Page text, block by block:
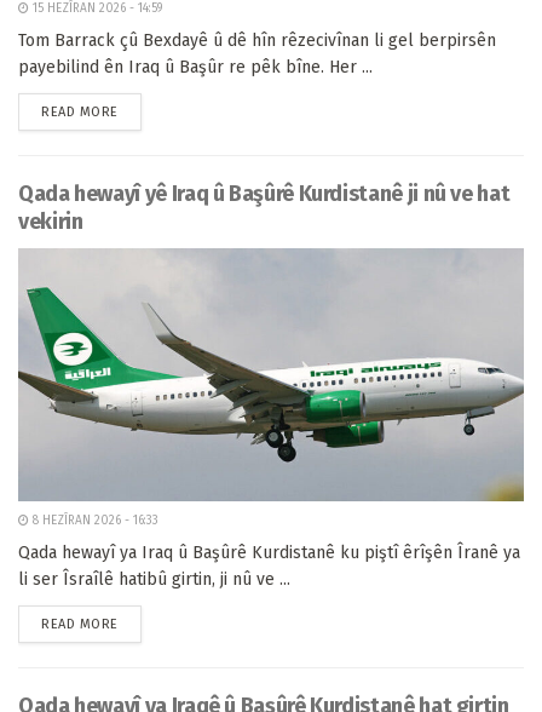
15 HEZÎRAN 2026 - 14:59
Tom Barrack çû Bexdayê û dê hîn rêzecivînan li gel berpirsên
payebilind ên Iraq û Başûr re pêk bîne. Her ...
READ MORE
Qada hewayî yê Iraq û Başûrê Kurdistanê ji nû ve hat
vekirin
8 HEZÎRAN 2026 - 16:33
Qada hewayî ya Iraq û Başûrê Kurdistanê ku piştî êrîşên Îranê ya
li ser Îsraîlê hatibû girtin, ji nû ve ...
READ MORE
Qada hewayî ya Iraqê û Başûrê Kurdistanê hat girtin